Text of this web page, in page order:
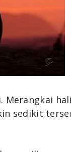
Merangkai
sedikit